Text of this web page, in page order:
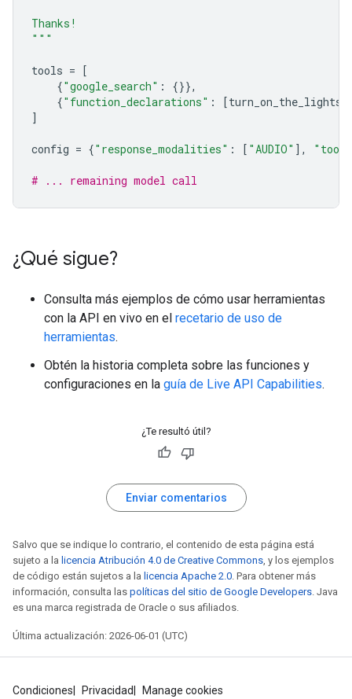
Thanks!
"""
tools = [
{"google_search" :
{}},
{"function_declarations" : [turn_on_the_lights
]
config = {"response_modalities" : [ "AUDIO" ],
# ... remaining model call
¿Qué sigue?
Consulta más ejemplos de cómo usar herramientas
con la API en vivo en el recetario de uso de
herramientas.
Obtén la historia completa sobre las funciones y
configuraciones en la guía de Live API Capabilities.
¿Te resultó útil?
Enviar comentarios
Salvo que se indique lo contrario, el contenido de esta página está
sujeto a la licencia Atribución 4.0 de Creative Commons , y los ejemplos
de código están sujetos a la licencia Apache 2.0 . Para obtener más
información, consulta las políticas del sitio de Google Developers . Java
es una marca registrada de Oracle o sus afiliados.
Última actualización: 2026-06-01 (UTC)
Condiciones Privacidad Manage cookies